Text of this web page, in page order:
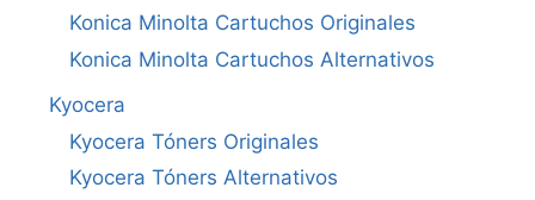
Konica Minolta Cartuchos Originales
Konica Minolta Cartuchos Alternativos
Kyocera
Kyocera Tóners Originales
Kyocera Tóners Alternativos